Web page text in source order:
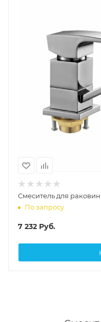
Смеситель для
По запросу
7 232 Руб.